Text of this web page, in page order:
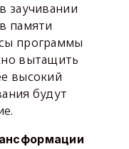
заучивании
памяти
программы
вытащить
высокий
будут